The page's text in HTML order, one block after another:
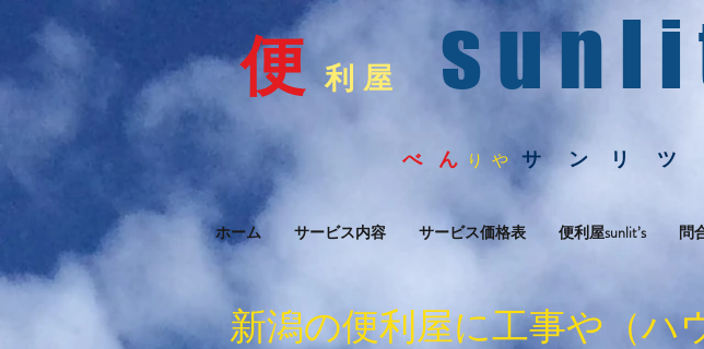
便利 屋 s u n l i
べ んり や サ ン リ ツ
ホーム サービス内容 サービス価格表 便利屋sunlit’s 問
新潟の便利屋に工事や（ハ